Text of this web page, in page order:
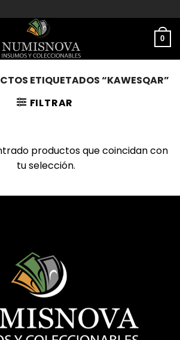
0
ETIQUETADOS “KAWESQAR”
FILTRAR
productos que coincidan con
tu selección.